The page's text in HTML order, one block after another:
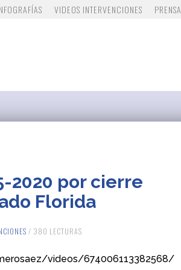
VIDEOS INTERVENCIONES PRENSA
2020 por cierre
Florida
/ 380 LECTURAS
videos/674006113382568/